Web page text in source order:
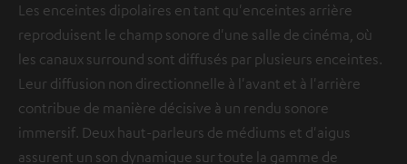
Les enceintes dipolaires en tant qu'enceintes arrière
reproduisent le champ sonore d'une salle de cinéma, où
les canaux surround sont diffusés par plusieurs enceintes.
Leur diffusion non directionnelle à l'avant et à l'arrière
contribue de manière décisive à un rendu sonore
immersif. Deux haut-parleurs de médiums et d'aigus
assurent un son dynamique sur toute la gamme de